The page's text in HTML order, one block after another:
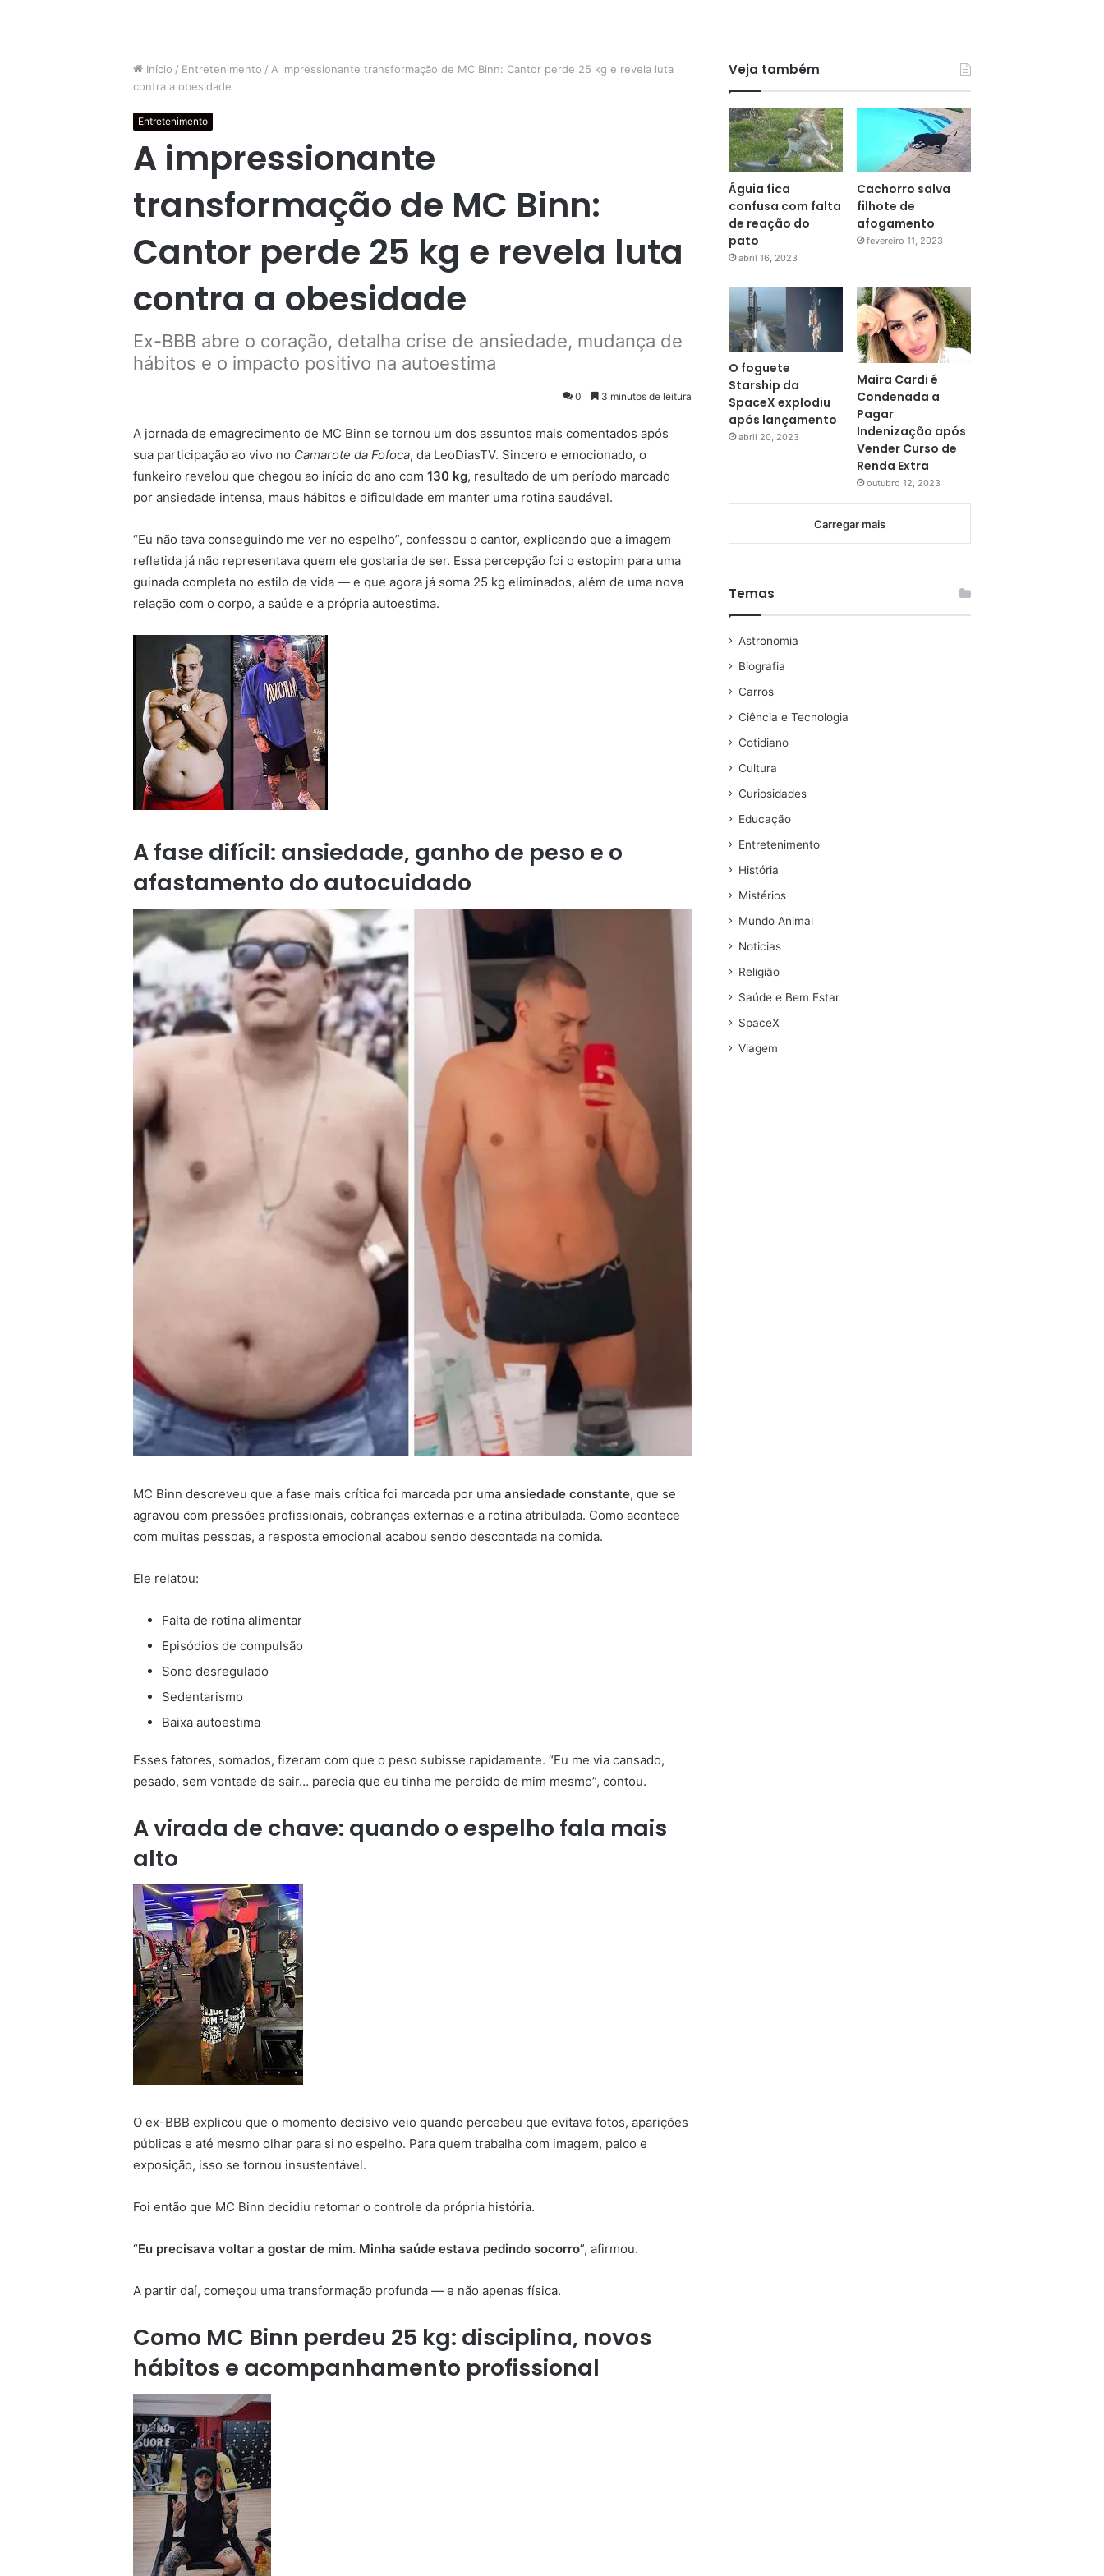
Início / Entretenimento / A impressionante transformação de MC Binn: Cantor perde 25 kg e revela luta
contra a obesidade
Entretenimento
A impressionante
transformação de MC Binn:
Cantor perde 25 kg e revela luta
contra a obesidade
Ex-BBB abre o coração, detalha crise de ansiedade, mudança de
hábitos e o impacto positivo na autoestima
0 3 minutos de leitura
A jornada de emagrecimento de MC Binn se tornou um dos assuntos mais comentados após
sua participação ao vivo no Camarote da Fofoca, da LeoDiasTV. Sincero e emocionado, o
funkeiro revelou que chegou ao início do ano com 130 kg, resultado de um período marcado
por ansiedade intensa, maus hábitos e dificuldade em manter uma rotina saudável.
“Eu não tava conseguindo me ver no espelho”, confessou o cantor, explicando que a imagem
refletida já não representava quem ele gostaria de ser. Essa percepção foi o estopim para uma
guinada completa no estilo de vida — e que agora já soma 25 kg eliminados, além de uma nova
relação com o corpo, a saúde e a própria autoestima.
A fase difícil: ansiedade, ganho de peso e o
afastamento do autocuidado
MC Binn descreveu que a fase mais crítica foi marcada por uma ansiedade constante, que se
agravou com pressões profissionais, cobranças externas e a rotina atribulada. Como acontece
com muitas pessoas, a resposta emocional acabou sendo descontada na comida.
Ele relatou:
Falta de rotina alimentar
Episódios de compulsão
Sono desregulado
Sedentarismo
Baixa autoestima
Esses fatores, somados, fizeram com que o peso subisse rapidamente. “Eu me via cansado,
pesado, sem vontade de sair… parecia que eu tinha me perdido de mim mesmo”, contou.
A virada de chave: quando o espelho fala mais
alto
O ex-BBB explicou que o momento decisivo veio quando percebeu que evitava fotos, aparições
públicas e até mesmo olhar para si no espelho. Para quem trabalha com imagem, palco e
exposição, isso se tornou insustentável.
Foi então que MC Binn decidiu retomar o controle da própria história.
“Eu precisava voltar a gostar de mim. Minha saúde estava pedindo socorro”, afirmou.
A partir daí, começou uma transformação profunda — e não apenas física.
Como MC Binn perdeu 25 kg: disciplina, novos
hábitos e acompanhamento profissional
Veja também
Águia fica
confusa com falta
de reação do
pato
abril 16, 2023
Cachorro salva
filhote de
afogamento
fevereiro 11, 2023
O foguete
Starship da
SpaceX explodiu
após lançamento
abril 20, 2023
Maíra Cardi é
Condenada a
Pagar
Indenização após
Vender Curso de
Renda Extra
outubro 12, 2023
Carregar mais
Temas
Astronomia
Biografia
Carros
Ciência e Tecnologia
Cotidiano
Cultura
Curiosidades
Educação
Entretenimento
História
Mistérios
Mundo Animal
Noticias
Religião
Saúde e Bem Estar
SpaceX
Viagem